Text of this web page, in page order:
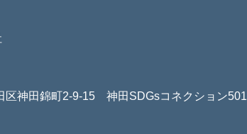
神田錦町2-9-15 神田SDGsコネクション501